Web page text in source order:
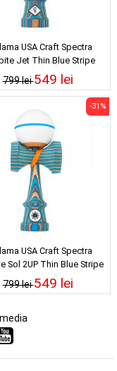
USA Craft Spectra
Jet Thin Blue Stripe
799 lei549 lei
USA Craft Spectra
Sol 2UP Thin Blue Stripe
799 lei
-31%
549 lei